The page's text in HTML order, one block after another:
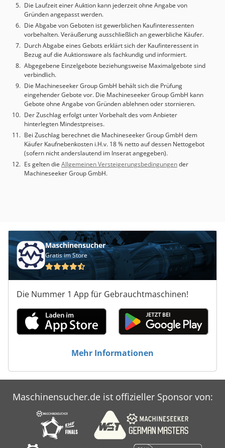
Die Laufzeit einer Auktion kann jederzeit ohne Angabe von
Gründen angepasst werden.
Die Abgabe von Geboten ist gewerblichen Kaufinteressenten
vorbehalten. Veräußerung ausschließlich an gewerbliche Käufer.
Durch Abgabe eines Gebots erklärt sich der Kaufinteressent in
Bezug auf die Auktionsware als fachkundig und informiert.
Abgegebene Einzelgebote beziehungsweise Maximalgebote sind
verbindlich.
Die Machineseeker Group GmbH behält sich die Prüfung
eingehender Gebote vor. Die Machineseeker Group GmbH kann
Gebote ohne Angabe von Gründen ablehnen oder stornieren.
Der Zuschlag erfolgt unter Vorbehalt des vom Anbieter
hinterlegten Mindestpreises.
Bei Zuschlag berechnet die Machineseeker Group GmbH dem
Käufer Kaufnebenkosten i.H.v. 18 % netto auf dessen Nettogebot
(sofern nicht anderslautend im Inserat angegeben).
Es gelten die Allgemeinen Versteigerungsbedingungender
Machineseeker Group GmbH.
Maschinensucher
Gratis im Store
Die Nummer 1 App für Gebrauchtmaschinen!
Mehr Informationen
Maschinensucher.de ist offizieller Sponsor von: